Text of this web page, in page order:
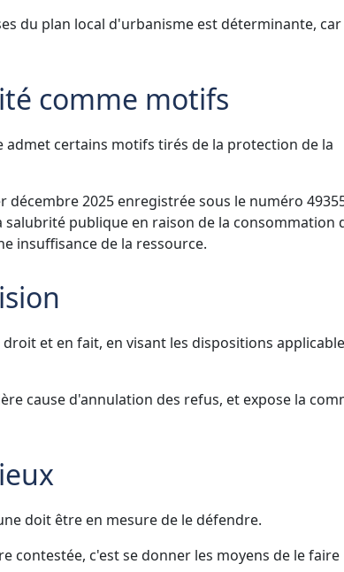
du plan local d'urbanisme est déterminante, car
comme motifs
admet certains motifs tirés de la protection de la
décembre 2025 enregistrée sous le numéro
publique en raison de la consommation
insuffisance de la ressource.
et en fait, en visant les dispositions
cause d'annulation des refus, et expose la
doit être en mesure de le défendre.
contestée, c'est se donner les moyens de le faire